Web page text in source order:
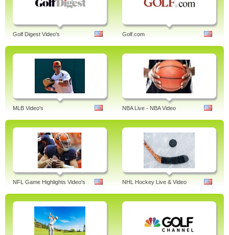
Golf Digest Video's Golf.com
MLB Video's NBA Live - NBA Video
NFL Game Highlights Video's NHL Hockey Live & Video